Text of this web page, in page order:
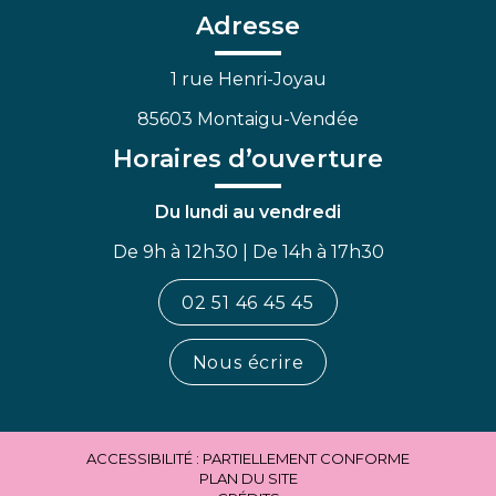
Facebook
Adresse
1 rue Henri-Joyau
85603 Montaigu-Vendée
Horaires d’ouverture
Du lundi au vendredi
De 9h à 12h30 | De 14h à 17h30
02 51 46 45 45
Nous écrire
ACCESSIBILITÉ : PARTIELLEMENT CONFORME
PLAN DU SITE